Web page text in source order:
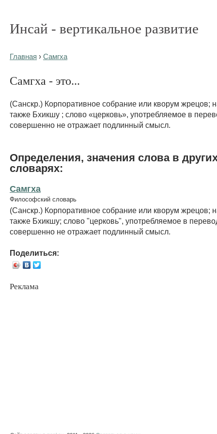
Инсай - вертикальное развитие
Главная › Самгха
Самгха - это...
(Санскр.) Корпоративное собрание или кворум жрецов;
также Бхикшу ; слово «церковь», употребляемое в
совершенно не отражает подлинный смысл.
Определения, значения слова в
словарях:
Самгха
Философский словарь
(Санскр.) Корпоративное собрание или кворум жрецов;
также Бхикшу; слово "церковь", употребляемое в
совершенно не отражает подлинный смысл.
Поделиться:
Реклама